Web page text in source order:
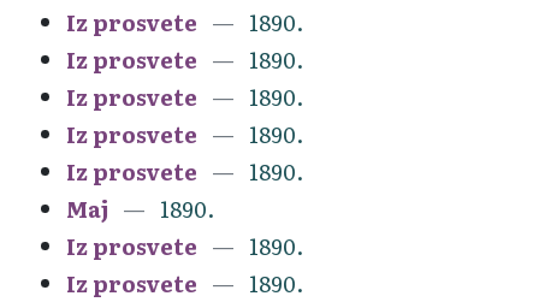
Iz prosvete
1890.
Iz prosvete
1890.
Iz prosvete
1890.
Iz prosvete
1890.
Iz prosvete
1890.
Maj
1890.
Iz prosvete
1890.
Iz prosvete
1890.